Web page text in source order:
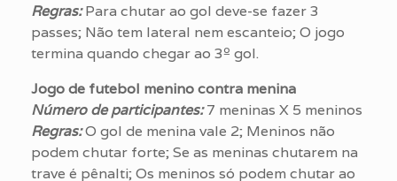
Regras:Para chutar ao gol deve-se fazer 3
passes; Não tem lateral nem escanteio; O jogo
termina quando chegar ao 3º gol.
Jogo de futebol menino contra menina
Número de participantes:7 meninas X 5 meninos
Regras:O gol de menina vale 2; Meninos não
podem chutar forte; Se as meninas chutarem na
trave é pênalti; Os meninos só podem chutar ao